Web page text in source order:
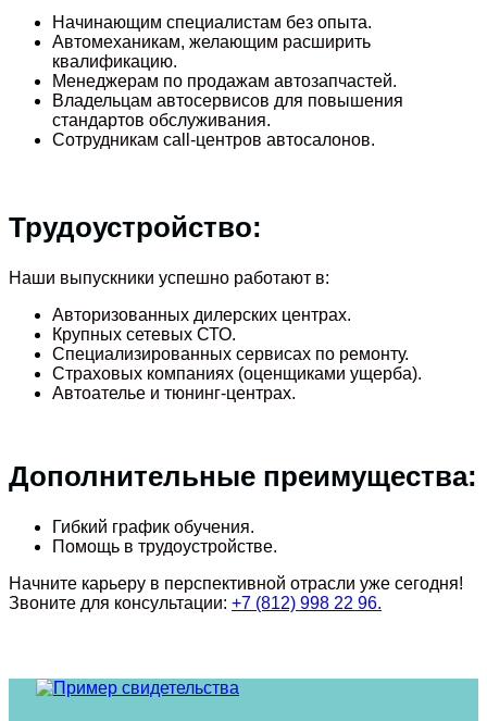
Начинающим специалистам без опыта.
Автомеханикам, желающим расширить
квалификацию.
Менеджерам по продажам автозапчастей.
Владельцам автосервисов для повышения
стандартов обслуживания.
Сотрудникам call-центров автосалонов.
Трудоустройство:
Наши выпускники успешно работают в:
Авторизованных дилерских центрах.
Крупных сетевых СТО.
Специализированных сервисах по ремонту.
Страховых компаниях (оценщиками ущерба).
Автоателье и тюнинг-центрах.
Дополнительные преимущества:
Гибкий график обучения.
Помощь в трудоустройстве.
Начните карьеру в перспективной отрасли уже сегодня!
Звоните для консультации: +7 (812) 998 22 96.